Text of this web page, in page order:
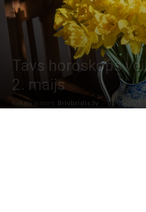
Tavs horoskops
2. maijs
Raksta autors Brivbridis.lv 01/05/2023